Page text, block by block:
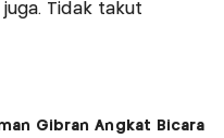
Tidak takut
Gibran Angkat Bicara